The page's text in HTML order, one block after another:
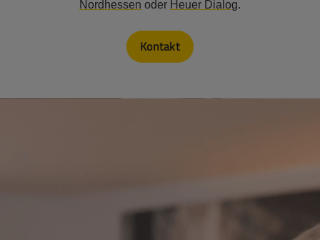
Nordhessen oder Heuer Dialog.
Kontakt